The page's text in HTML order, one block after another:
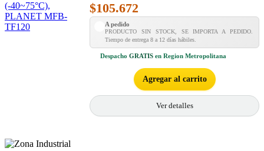
$105.672
A pedido
PRODUCTO SIN STOCK, SE IMPORTA A PEDIDO.
Tiempo de entrega 8 a 12 días hábiles.
Despacho GRATIS en Region Metropolitana
Agregar al carrito
Ver detalles